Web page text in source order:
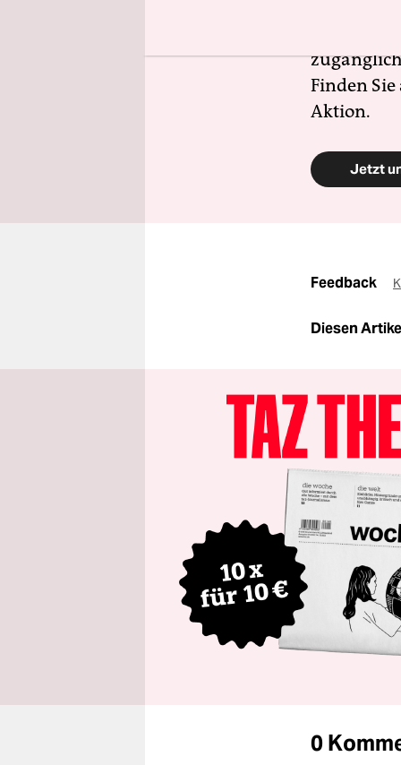
Finden
Aktion.
Jetzt
Feedback
Diesen
0